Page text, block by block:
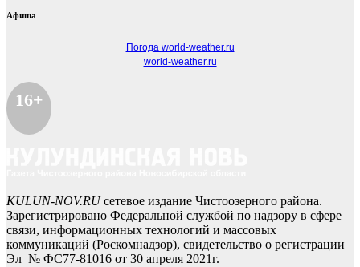
Афиша
Погода world-weather.ru
world-weather.ru
16+
KULUN-NOV.RUсетевое издание Чистоозерного района.
Зарегистрировано Федеральной службой по надзору в сфере
связи, информационных технологий и массовых
коммуникаций (Роскомнадзор), свидетельство о регистрации
Эл № ФС77-81016 от 30 апреля 2021г.